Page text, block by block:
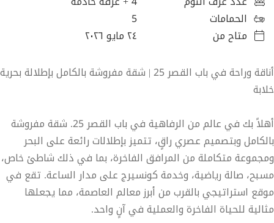
الحمامات
5
متاح من
٢٤ مايو ٢٠٢٦
أناقة وراحة في باب القصر 25 | شقة مفروشة بالكامل بإطلالة بحرية
خلابة
أهلاً بك في عالم من الرفاهية في باب القصر 25. شقة مفروشة
بالكامل وبتصميم عصري راقٍ، تتميز بإطلالات رائعة على البحر
ومجموعة متكاملة من المرافق الفاخرة، بما في ذلك شاطئ خاص،
مسبح، صالة رياضية، وخدمة كونسيرج على مدار الساعة. تقع في
موقع استراتيجي بالقرب من أبرز معالم العاصمة، مما يجعلها
مثالية للحياة الفاخرة والعملية في آنٍ واحد.